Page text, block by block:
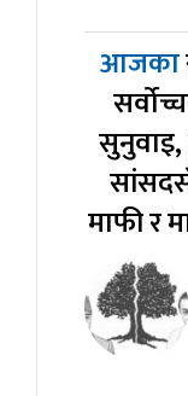
आजका
सुनुवाइ,
माफी र